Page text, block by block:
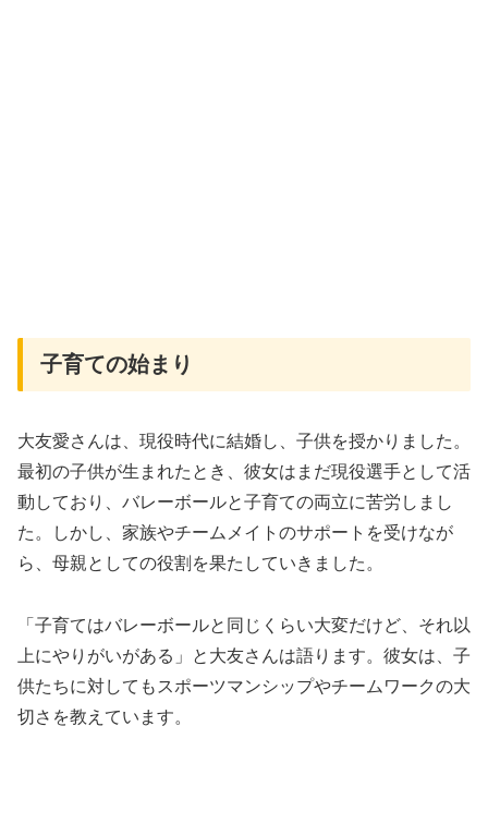
子育ての始まり
大友愛さんは、現役時代に結婚し、子供を授かりました。
最初の子供が生まれたとき、彼女はまだ現役選手として活
動しており、バレーボールと子育ての両立に苦労しまし
た。しかし、家族やチームメイトのサポートを受けなが
ら、母親としての役割を果たしていきました。
「子育てはバレーボールと同じくらい大変だけど、それ以
上にやりがいがある」と大友さんは語ります。彼女は、子
供たちに対してもスポーツマンシップやチームワークの大
切さを教えています。